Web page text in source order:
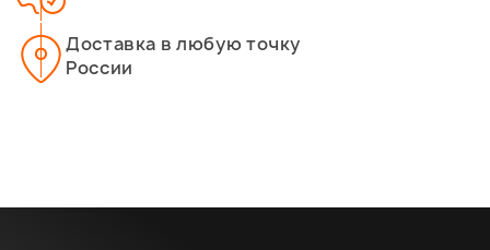
Доставка в любую точку
России